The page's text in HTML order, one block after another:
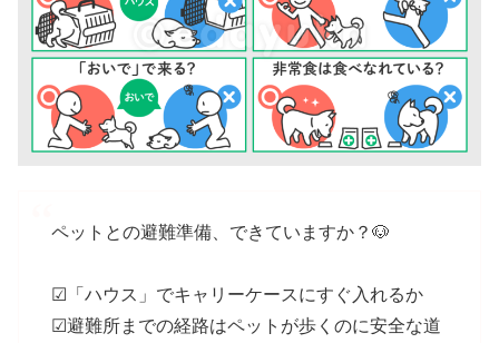
ペットとの避難準備、できていますか？🐶
☑「ハウス」でキャリーケースにすぐ入れるか
☑避難所までの経路はペットが歩くのに安全な道